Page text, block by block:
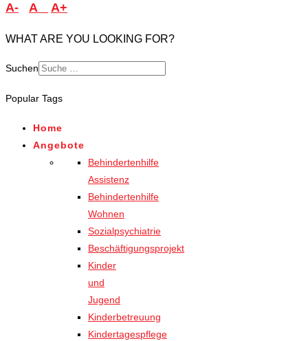
A- A A+
WHAT ARE YOU LOOKING FOR?
Suchen
for results.
Popular Tags
Home
Angebote
Behindertenhilfe
Assistenz
Behindertenhilfe
Wohnen
Sozialpsychiatrie
Beschäftigungsprojekt
Kinder
und
Jugend
Kinderbetreuung
Kindertagespflege